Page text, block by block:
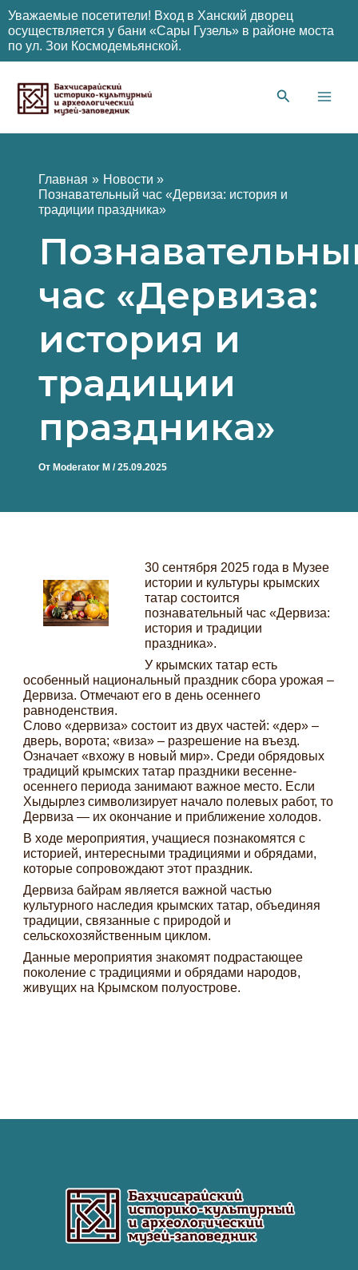
Уважаемые посетители! Вход в Ханский дворец
осуществляется у бани «Сары Гузель» в районе моста
по ул. Зои Космодемьянской.
содержимому
Главная
Новости
Познавательный час «Дервиза: история и
традиции праздника»
час «Дервиза:
история и
традиции
праздника»
От Moderator M /25.09.2025
30 сентября 2025 года в Музее
истории и культуры крымских
татар состоится
познавательный час «Дервиза:
история и традиции
праздника».
У крымских татар есть
особенный национальный праздник сбора урожая –
Дервиза. Отмечают его в день осеннего
равноденствия.
Слово «дервиза» состоит из двух частей: «дер» –
дверь, ворота; «виза» – разрешение на въезд.
Означает «вхожу в новый мир». Среди обрядовых
традиций крымских татар праздники весенне-
осеннего периода занимают важное место. Если
Хыдырлез символизирует начало полевых работ, то
Дервиза — их окончание и приближение холодов.
В ходе мероприятия, учащиеся познакомятся с
историей, интересными традициями и обрядами,
которые сопровождают этот праздник.
Дервиза байрам является важной частью
культурного наследия крымских татар, объединяя
традиции, связанные с природой и
сельскохозяйственным циклом.
Данные мероприятия знакомят подрастающее
поколение с традициями и обрядами народов,
живущих на Крымском полуострове.